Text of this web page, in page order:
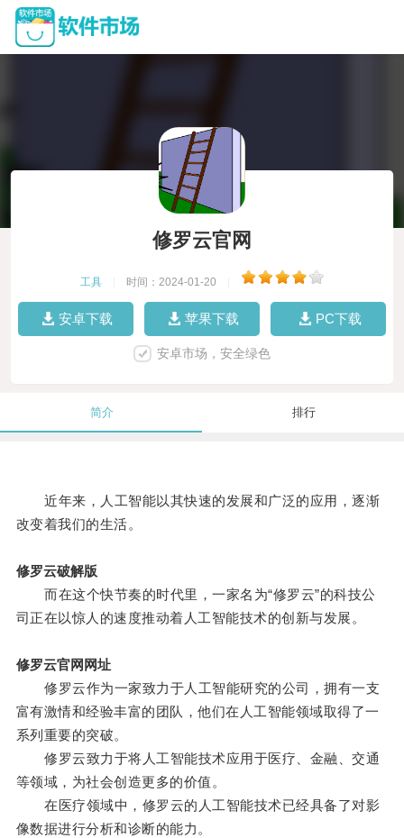
修罗云官网
工具 时间：2024-01-20
安卓下载 苹果下载 PC下载
安卓市场，安全绿色
简介 排行
近年来，人工智能以其快速的发展和广泛的应用，逐渐
改变着我们的生活。
修罗云破解版
而在这个快节奏的时代里，一家名为“修罗云”的科技公
司正在以惊人的速度推动着人工智能技术的创新与发展。
修罗云官网网址
修罗云作为一家致力于人工智能研究的公司，拥有一支
富有激情和经验丰富的团队，他们在人工智能领域取得了一
系列重要的突破。
修罗云致力于将人工智能技术应用于医疗、金融、交通
等领域，为社会创造更多的价值。
在医疗领域中，修罗云的人工智能技术已经具备了对影
像数据进行分析和诊断的能力。